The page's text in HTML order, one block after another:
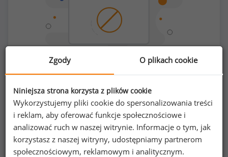
Chcesz porównać swoje zarobki z innymi?
Sprawdź ile powinieneś zarabiać
Zgody O plikach cookie
Niniejsza strona korzysta z plików cookie
Wykorzystujemy pliki cookie do spersonalizowania treści
i reklam, aby oferować funkcje społecznościowe i
analizować ruch w naszej witrynie. Informacje o tym, jak
korzystasz z naszej witryny, udostępniamy partnerom
społecznościowym, reklamowym i analitycznym.